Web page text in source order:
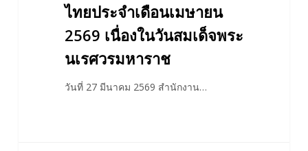
ไทยประจำเดือนเมษายน
2569 เนื่องในวันสมเด็จพระ
นเรศวรมหาราช
วันที่ 27 มีนาคม 2569 สำนักงาน…